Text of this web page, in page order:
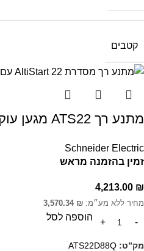
קטבים
מתנע רך ATS22 מגען עוקף 45kW
Schneider Electric
זמין בהזמנה מראש
4,213.00 ₪
מחיר ללא מע״מ: 3,570.34 ₪
הוספה לסל
מק”ט: ATS22D88Q